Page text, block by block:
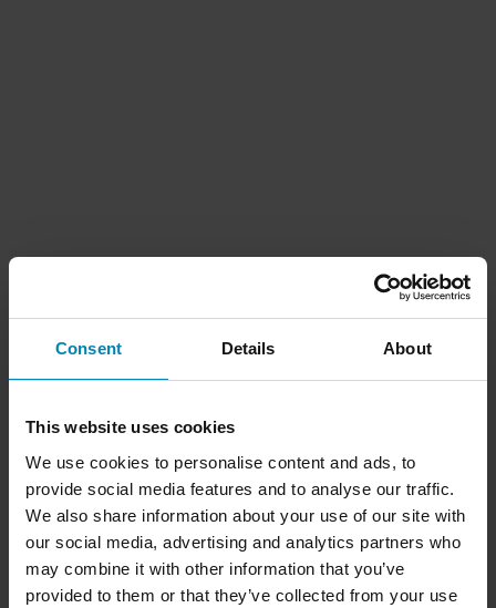
Consent Details About
This website uses cookies
We use cookies to personalise content and ads, to
provide social media features and to analyse our traffic.
We also share information about your use of our site with
our social media, advertising and analytics partners who
may combine it with other information that you’ve
provided to them or that they’ve collected from your use